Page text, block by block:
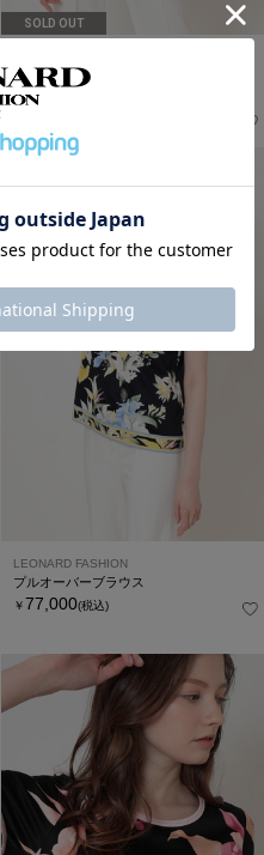
SOLD OUT
【カタログ掲載】ノースリーブ チュニッ
ク ブラウス
LEONARD FASHION
プルオーバーブラウス
￥ 77,000(税込)